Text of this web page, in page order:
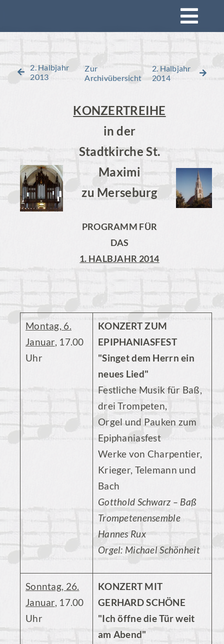
Konzerte
Mitsingen
Impressionen
Rückblick
2. Halbjahr
2013
Zur
Archivübersicht
2. Halbjahr
2014
KONZERTREIHE
in der
Stadtkirche St.
Maximi
zu Merseburg
PROGRAMM FÜR
DAS
1. HALBJAHR 2014
Montag, 6.
Januar, 17.00
Uhr
KONZERT ZUM
EPIPHANIASFEST
"Singet dem Herrn ein
neues Lied"
Festliche Musik für Baß,
drei Trompeten,
Orgel und Pauken zum
Epiphaniasfest
Werke von Charpentier,
Krieger, Telemann und
Bach
Gotthold Schwarz – Baß
Trompetenensemble
Hannes Rux
Orgel: Michael Schönheit
Sonntag, 26.
Januar, 17.00
Uhr
KONZERT MIT
GERHARD SCHÖNE
"Ich öffne die Tür weit
am Abend"